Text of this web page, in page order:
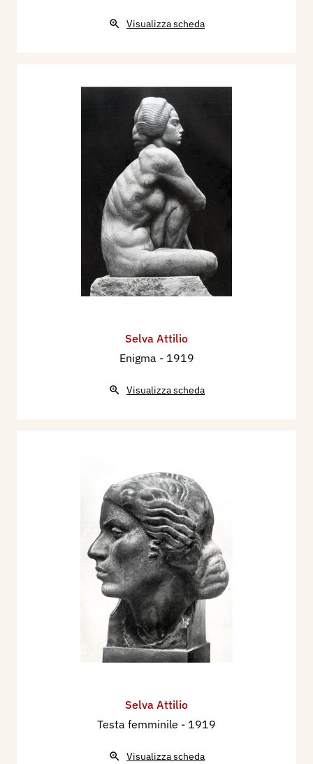
Visualizza scheda
Selva Attilio
Enigma - 1919
Visualizza scheda
Selva Attilio
Testa femminile - 1919
Visualizza scheda